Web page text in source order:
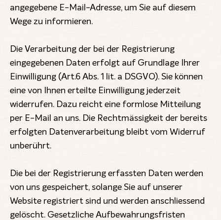
angegebene E-Mail-Adresse, um Sie auf diesem
Wege zu informieren.
Die Verarbeitung der bei der Registrierung
eingegebenen Daten erfolgt auf Grundlage Ihrer
Einwilligung (Art.6 Abs. 1 lit. a DSGVO). Sie können
eine von Ihnen erteilte Einwilligung jederzeit
widerrufen. Dazu reicht eine formlose Mitteilung
per E-Mail an uns. Die Rechtmässigkeit der bereits
erfolgten Datenverarbeitung bleibt vom Widerruf
unberührt.
Die bei der Registrierung erfassten Daten werden
von uns gespeichert, solange Sie auf unserer
Website registriert sind und werden anschliessend
gelöscht. Gesetzliche Aufbewahrungsfristen